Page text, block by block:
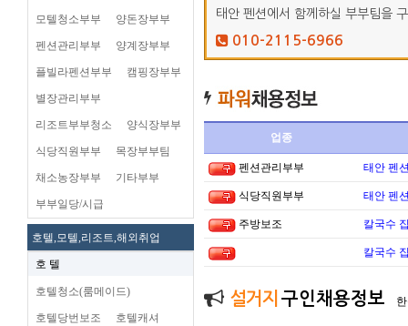
모텔청소부부 양돈장부부
펜션관리부부 양계장부부
플빌라펜션부부 캠핑장부부
별장관리부부
리조트부부청소 양식장부부
식당직원부부 목장부부팀
채소농장부부 기타부부
부부일당/시급
호텔,모텔,리조트,해외취업
호 텔
호텔청소(룸메이드)
호텔당번보조 호텔캐셔
태안 펜션에서 함께하실 부부팀을
010-2115-6966
업종
펜션관리부부 태안 펜
식당직원부부 태안 펜
주방보조 칼국수
칼국수
설거지 구인채용정보